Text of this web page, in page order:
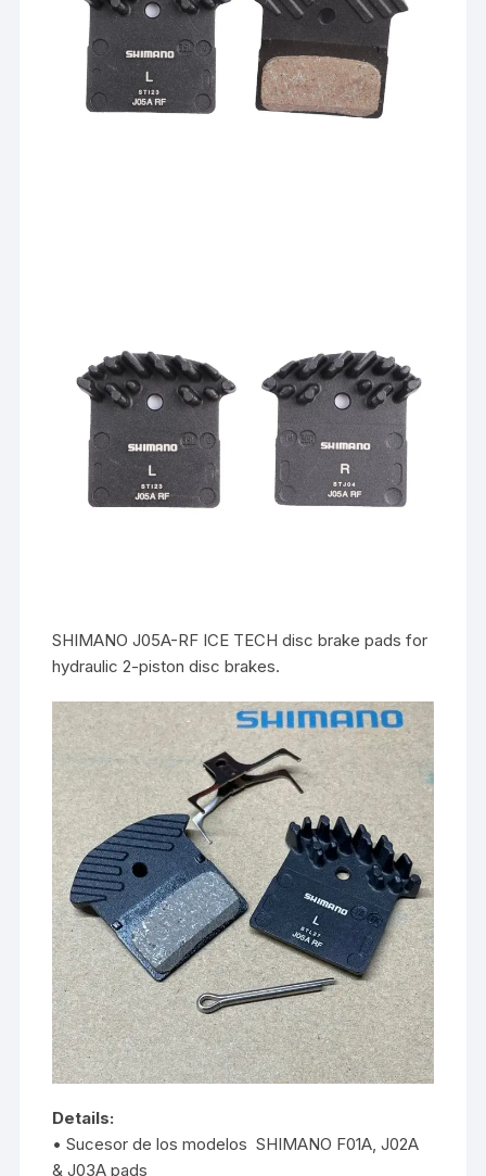
SHIMANO J05A-RF ICE TECH disc brake pads for
hydraulic 2-piston disc brakes.
Details:
• Sucesor de los modelos SHIMANO F01A, J02A
& J03A pads